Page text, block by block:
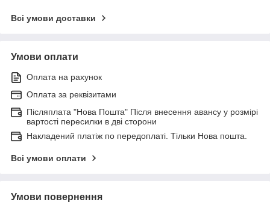
Всі умови доставки
Умови оплати
Оплата на рахунок
Оплата за реквізитами
Післяплата "Нова Пошта" Після внесення авансу у розмірі
вартості пересилки в дві сторони
Накладений платіж по передоплаті. Тільки Нова пошта.
Всі умови оплати
Умови повернення